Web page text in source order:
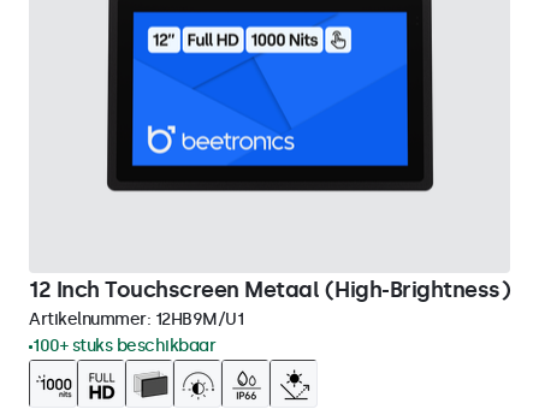
12 Inch Touchscreen Metaal (High-Brightness)
Artikelnummer: 12HB9M/U1
100+ stuks beschikbaar